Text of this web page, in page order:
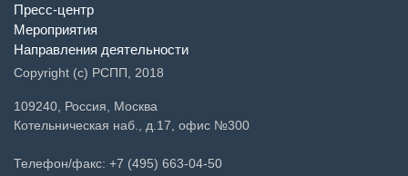
Пресс-центр
Мероприятия
Направления деятельности
Copyright (c) РСПП, 2018
109240, Россия, Москва
Котельническая наб., д.17, офис №300
Телефон/факс: +7 (495) 663-04-50